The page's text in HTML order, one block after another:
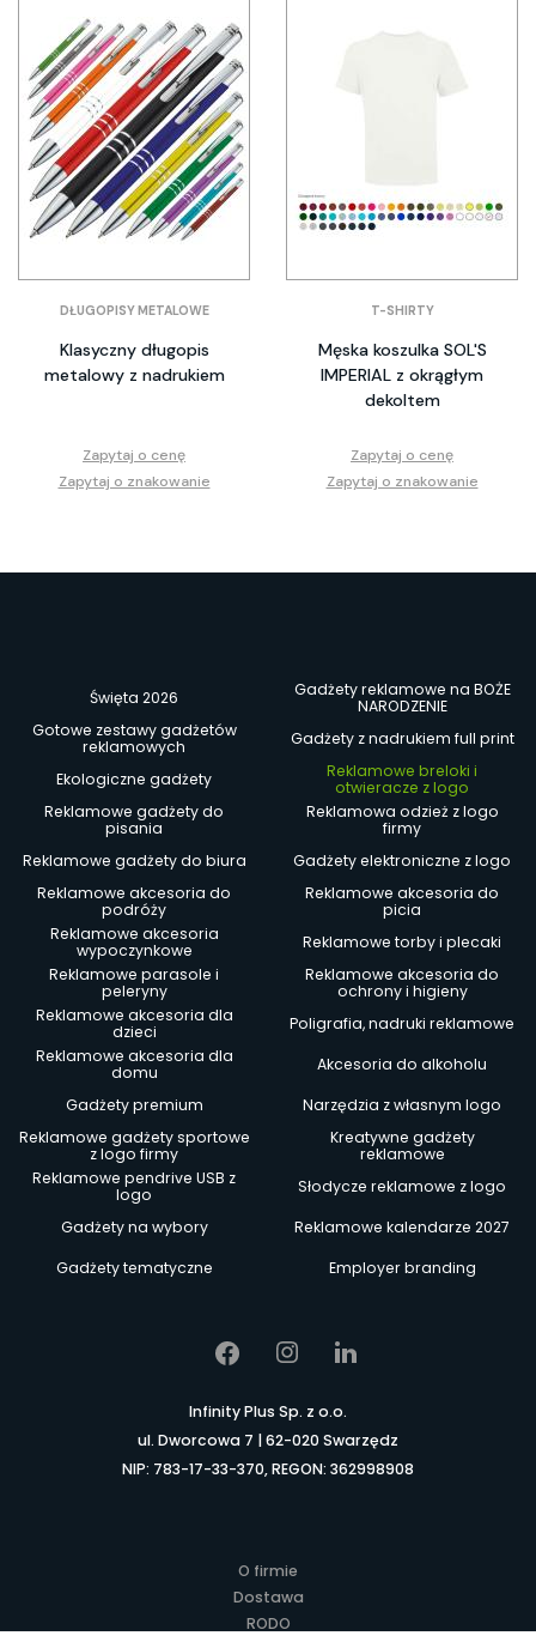
DŁUGOPISY METALOWE
Klasyczny długopis
metalowy z nadrukiem
Zapytaj o cenę
Zapytaj o znakowanie
T-SHIRTY
Męska koszulka SOL'S
IMPERIAL z okrągłym
dekoltem
Zapytaj o cenę
Zapytaj o znakowanie
Święta 2026
Gadżety reklamowe na BOŻE
NARODZENIE
Gotowe zestawy gadżetów
reklamowych
Gadżety z nadrukiem full print
Ekologiczne gadżety
Reklamowe breloki i
otwieracze z logo
Reklamowe gadżety do
pisania
Reklamowa odzież z logo
firmy
Reklamowe gadżety do biura
Gadżety elektroniczne z logo
Reklamowe akcesoria do
podróży
Reklamowe akcesoria do
picia
Reklamowe akcesoria
wypoczynkowe
Reklamowe torby i plecaki
Reklamowe parasole i
peleryny
Reklamowe akcesoria do
ochrony i higieny
Reklamowe akcesoria dla
dzieci
Poligrafia, nadruki reklamowe
Reklamowe akcesoria dla
domu
Akcesoria do alkoholu
Gadżety premium
Narzędzia z własnym logo
Reklamowe gadżety sportowe
z logo firmy
Kreatywne gadżety
reklamowe
Reklamowe pendrive USB z
logo
Słodycze reklamowe z logo
Gadżety na wybory
Reklamowe kalendarze 2027
Gadżety tematyczne
Employer branding
Infinity Plus Sp. z o.o.
ul. Dworcowa 7 | 62-020 Swarzędz
NIP: 783-17-33-370, REGON: 362998908
O firmie
Dostawa
RODO